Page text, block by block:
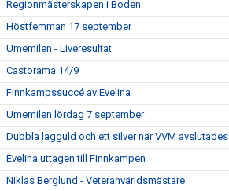
Regionmästerskapen i Boden
Höstfemman 17 september
Umemilen - Liveresultat
Castorama 14/9
Finnkampssuccé av Evelina
Umemilen lördag 7 september
Dubbla lagguld och ett silver när VVM avslutades
Evelina uttagen till Finnkampen
Niklas Berglund - Veteranvärldsmästare